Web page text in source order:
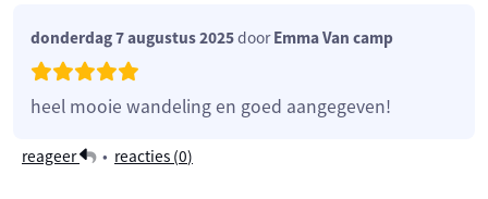
donderdag 7 augustus 2025doorEmma Van camp
heel mooie wandeling en goed aangegeven!
reageer • reacties (0)